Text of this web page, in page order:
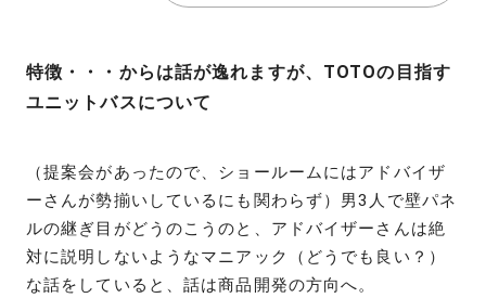
特徴・・・からは話が逸れますが、TOTOの目指す
ユニットバスについて
（提案会があったので、ショールームにはアドバイザ
ーさんが勢揃いしているにも関わらず）男3人で壁パネ
ルの継ぎ目がどうのこうのと、アドバイザーさんは絶
対に説明しないようなマニアック（どうでも良い？）
な話をしていると、話は商品開発の方向へ。